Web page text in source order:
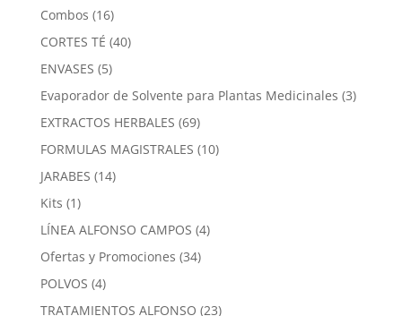
Combos 1616
productos
CORTES TÉ 4040
ENVASES 55
productos
Evaporador de Solvente para Plantas Medicinales 33
EXTRACTOS HERBALES 6969
productos
FORMULAS MAGISTRALES 1010
JARABES 1414
Kits 11
producto
LÍNEA ALFONSO CAMPOS 44
Ofertas y Promociones 3434
POLVOS 44
productos
TRATAMIENTOS ALFONSO 2323